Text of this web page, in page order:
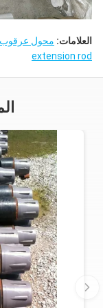
العلامات: محول عرقوب
extension rod